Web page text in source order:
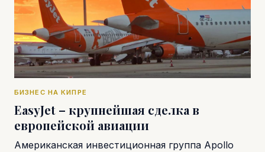
БИЗНЕС НА КИПРЕ
EasyJet – крупнейшая сделка в
европейской авиации
Американская инвестиционная группа Apollo